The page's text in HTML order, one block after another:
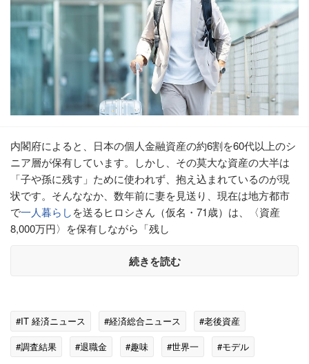
内閣府によると、日本の個人金融資産の約6割を60代以上のシ
ニア層が保有しています。しかし、その莫大な資産の大半は
「子や孫に残す」ために使われず、抱え込まれているのが現
状です。そんななか、数年前に妻を見送り、現在は地方都市
で一人暮らしを送るヒロシさん（仮名・71歳）は、〈資産
8,000万円〉を保有しながら「残し
続きを読む
#IT 経済ニュース #経済総合ニュース
#老後資産
#調査結果
#退職金 #趣味 #世界一
#モデル